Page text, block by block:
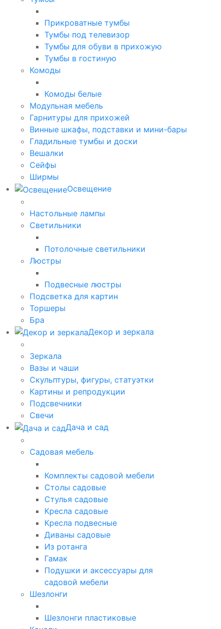
Прикроватные тумбы
Тумбы под телевизор
Тумбы для обуви в прихожую
Тумбы в гостиную
Комоды
Комоды белые
Модульная мебель
Гарнитуры для прихожей
Винные шкафы, подставки и мини-бары
Гладильные тумбы и доски
Вешалки
Сейфы
Ширмы
Освещение
Настольные лампы
Светильники
Потолочные светильники
Люстры
Подвесные люстры
Подсветка для картин
Торшеры
Бра
Декор и зеркала
Зеркала
Вазы и чаши
Скульптуры, фигуры, статуэтки
Картины и репродукции
Подсвечники
Свечи
Дача и сад
Садовая мебель
Комплекты садовой мебели
Столы садовые
Стулья садовые
Кресла садовые
Кресла подвесные
Диваны садовые
Из ротанга
Гамак
Подушки и аксессуары для
садовой мебели
Шезлонги
Шезлонги пластиковые